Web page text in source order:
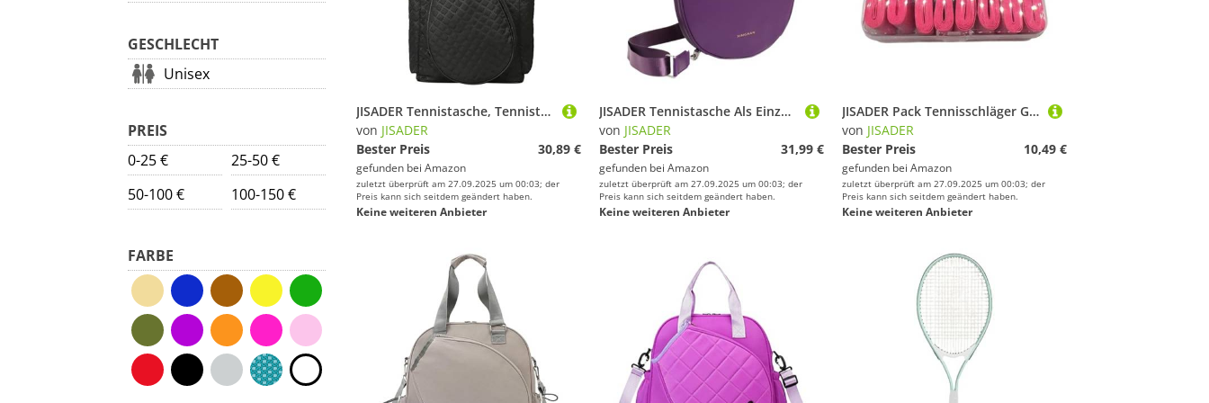
GESCHLECHT
Unisex
PREIS
0-25 €
25-50 €
50-100 €
100-150 €
FARBE
JISADER Tennistasche, Tennistragetasche, Pickleball Rucksack, Schlägertasche Fürs Training, Schwarz
von JISADER
Bester Preis
30,89 €
gefunden bei Amazon
zuletzt überprüft am 27.09.2025 um 00:03; der
Preis kann sich seitdem geändert haben.
Keine weiteren Anbieter
JISADER Tennistasche Als Einzelschultertasche Und Schlägerschutz Aus Glattem PU mit Gurt für Pickleball Tennis Und Squash für Sportliche Aktivitäten, Violett
von JISADER
Bester Preis
31,99 €
gefunden bei Amazon
zuletzt überprüft am 27.09.2025 um 00:03; der
Preis kann sich seitdem geändert haben.
Keine weiteren Anbieter
JISADER Pack Tennisschläger Griffbänder, Weiches, Bequemes Schweißband, Hohe Leistung, für Pickleball, Dunkelpink
von JISADER
Bester Preis
10,49 €
gefunden bei Amazon
zuletzt überprüft am 27.09.2025 um 00:03; der
Preis kann sich seitdem geändert haben.
Keine weiteren Anbieter